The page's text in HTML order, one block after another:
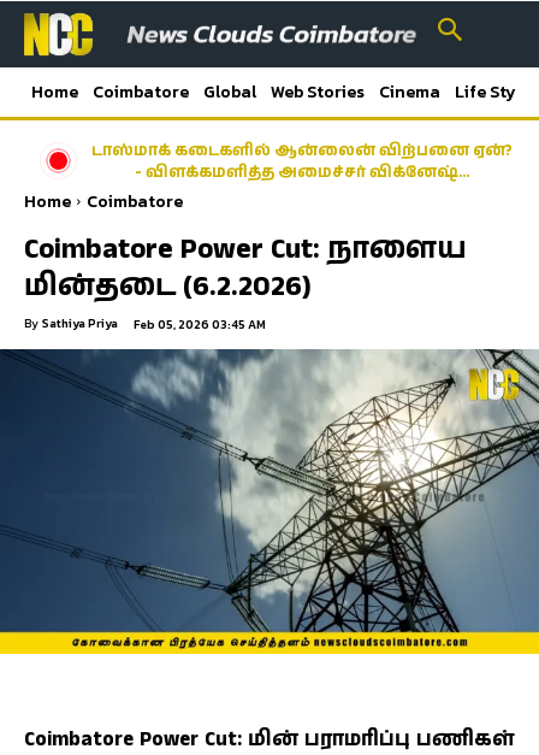
Home Coimbatore Global Web Stories Cinema Life Style
டாஸ்மாக் கடைகளில் ஆன்லைன் விற்பனை ஏன்?
- விளக்கமளித்த அமைச்சர் விக்னேஷ்…
Home Coimbatore
Coimbatore Power Cut: நாளைய
மின்தடை (6.2.2026)
By Sathiya Priya Feb 05, 2026 03:45 AM
Coimbatore Power Cut: மின் பராமரிப்பு பணிகள்